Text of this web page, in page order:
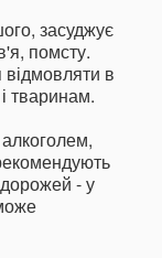
засуджує
помсту.
відмовляти в
тваринам.
- у